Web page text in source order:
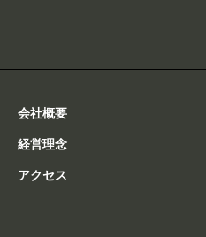
会社概要
経営理念
アクセス